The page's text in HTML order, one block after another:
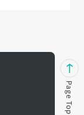
Page Top